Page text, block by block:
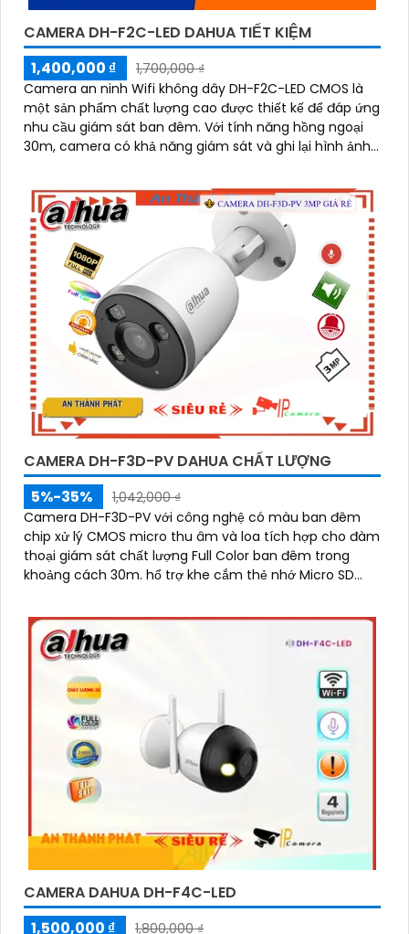
CAMERA DH-F2C-LED DAHUA TIẾT KIỆM
1,400,000 ₫
1,700,000 ₫
Camera an ninh Wifi không dây DH-F2C-LED CMOS là
một sản phẩm chất lượng cao được thiết kế để đáp ứng
nhu cầu giám sát ban đêm. Với tính năng hồng ngoại
30m, camera có khả năng giám sát và ghi lại hình ảnh
CAMERA DH-F3D-PV DAHUA CHẤT LƯỢNG
5%-35%
1,042,000 ₫
Camera DH-F3D-PV với công nghệ có màu ban đêm
chip xử lý CMOS micro thu âm và loa tích hợp cho đàm
thoại giám sát chất lượng Full Color ban đêm trong
khoảng cách 30m. hổ trợ khe cắm thẻ nhớ Micro SD
CAMERA DAHUA DH-F4C-LED
1,500,000 ₫
1,800,000 ₫